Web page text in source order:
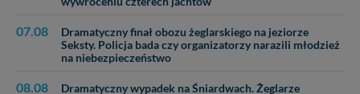
07.08
Dramatyczny finał obozu żeglarskiego na jeziorze
Seksty. Policja bada czy organizatorzy narazili młodzież
na niebezpieczeństwo
08.08
Dramatyczny wypadek na Śniardwach. Żeglarze
Wiejska 17, 11-500 Giżycko. Możesz z nami
skontaktować się za pośrednictwem tejstrony.
danych, zażądać ich poprawienia lub usunięcia,